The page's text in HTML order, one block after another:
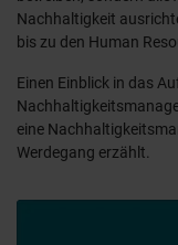
Nachhaltigkeit
bis zu den Human
Einen Einblick in das
eine
Werdegang erzählt.